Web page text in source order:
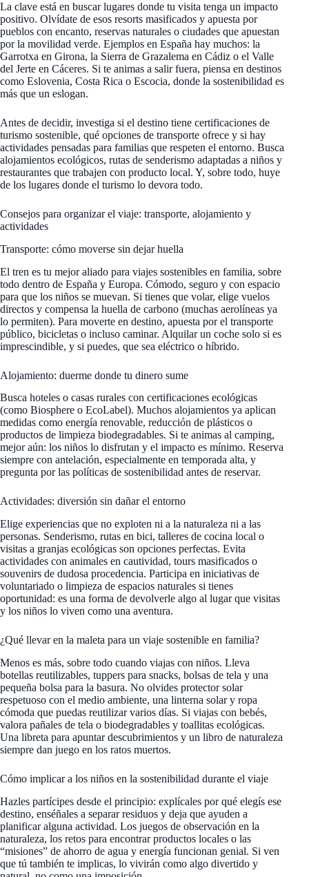
La clave está en buscar lugares donde tu visita tenga un impacto
positivo. Olvídate de esos resorts masificados y apuesta por
pueblos con encanto, reservas naturales o ciudades que apuestan
por la movilidad verde. Ejemplos en España hay muchos: la
Garrotxa en Girona, la Sierra de Grazalema en Cádiz o el Valle
del Jerte en Cáceres. Si te animas a salir fuera, piensa en destinos
como Eslovenia, Costa Rica o Escocia, donde la sostenibilidad es
más que un eslogan.
Antes de decidir, investiga si el destino tiene certificaciones de
turismo sostenible, qué opciones de transporte ofrece y si hay
actividades pensadas para familias que respeten el entorno. Busca
alojamientos ecológicos, rutas de senderismo adaptadas a niños y
restaurantes que trabajen con producto local. Y, sobre todo, huye
de los lugares donde el turismo lo devora todo.
Consejos para organizar el viaje: transporte, alojamiento y
actividades
Transporte: cómo moverse sin dejar huella
El tren es tu mejor aliado para viajes sostenibles en familia, sobre
todo dentro de España y Europa. Cómodo, seguro y con espacio
para que los niños se muevan. Si tienes que volar, elige vuelos
directos y compensa la huella de carbono (muchas aerolíneas ya
lo permiten). Para moverte en destino, apuesta por el transporte
público, bicicletas o incluso caminar. Alquilar un coche solo si es
imprescindible, y si puedes, que sea eléctrico o híbrido.
Alojamiento: duerme donde tu dinero sume
Busca hoteles o casas rurales con certificaciones ecológicas
(como Biosphere o EcoLabel). Muchos alojamientos ya aplican
medidas como energía renovable, reducción de plásticos o
productos de limpieza biodegradables. Si te animas al camping,
mejor aún: los niños lo disfrutan y el impacto es mínimo. Reserva
siempre con antelación, especialmente en temporada alta, y
pregunta por las políticas de sostenibilidad antes de reservar.
Actividades: diversión sin dañar el entorno
Elige experiencias que no exploten ni a la naturaleza ni a las
personas. Senderismo, rutas en bici, talleres de cocina local o
visitas a granjas ecológicas son opciones perfectas. Evita
actividades con animales en cautividad, tours masificados o
souvenirs de dudosa procedencia. Participa en iniciativas de
voluntariado o limpieza de espacios naturales si tienes
oportunidad: es una forma de devolverle algo al lugar que visitas
y los niños lo viven como una aventura.
¿Qué llevar en la maleta para un viaje sostenible en familia?
Menos es más, sobre todo cuando viajas con niños. Lleva
botellas reutilizables, tuppers para snacks, bolsas de tela y una
pequeña bolsa para la basura. No olvides protector solar
respetuoso con el medio ambiente, una linterna solar y ropa
cómoda que puedas reutilizar varios días. Si viajas con bebés,
valora pañales de tela o biodegradables y toallitas ecológicas.
Una libreta para apuntar descubrimientos y un libro de naturaleza
siempre dan juego en los ratos muertos.
Cómo implicar a los niños en la sostenibilidad durante el viaje
Hazles partícipes desde el principio: explícales por qué elegís ese
destino, enséñales a separar residuos y deja que ayuden a
planificar alguna actividad. Los juegos de observación en la
naturaleza, los retos para encontrar productos locales o las
“misiones” de ahorro de agua y energía funcionan genial. Si ven
que tú también te implicas, lo vivirán como algo divertido y